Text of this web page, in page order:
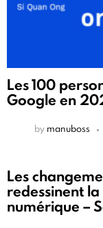
Les 100
Google en
by manuboss
Les
redessinent
numérique –